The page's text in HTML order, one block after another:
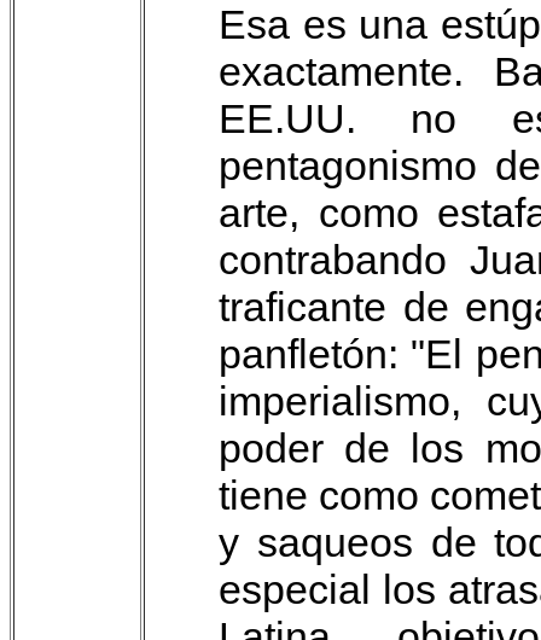
Esa es una
exactamente.
EE.UU. no
pentagonismo
arte, como
contrabando
traficante de
panfletón: "El
imperialismo,
poder de los
tiene como
y saqueos de
especial los